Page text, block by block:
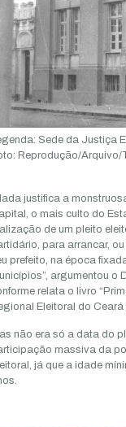
Sede da Justiça
Reprodução/Arquivo/
justifica a
o mais culto do
de um pleito
para arrancar,
prefeito, na época
argumentou o
relata o livro
Eleitoral do Ceará
não era só a data do
massiva da
já que a idade